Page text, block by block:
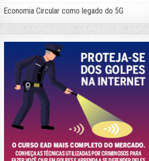
Economia Circular como legado do 5G